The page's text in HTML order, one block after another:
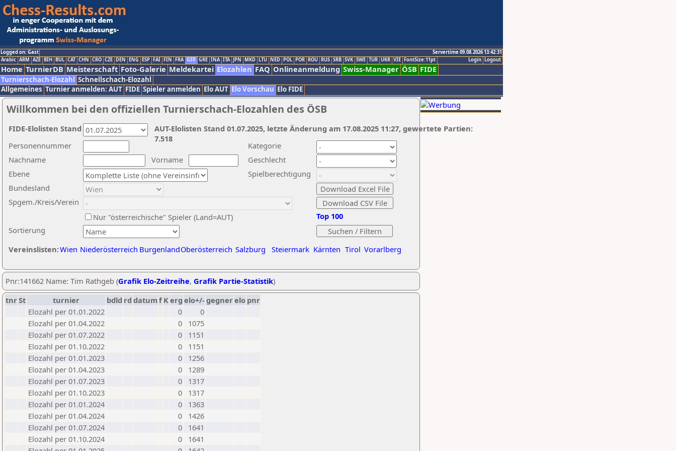
Logged on: Gast
Servertime 09.08.2026 13:42:31
Logout
Login
Arabic ARM AZE BIH BUL CAT CHN CRO CZE DEN ENG ESP FAI FIN FRA GER GRE INA ITA JPN MKD LTU NED POL POR ROU RUS SRB SVK SWE TUR UKR VIE FontSize:11pt
Home TurnierDB Meisterschaft Foto-Galerie Meldekartei Elozahlen FAQ Onlineanmeldung Swiss-Manager ÖSB FIDE
Turnierschach-Elozahl Schnellschach-Elozahl
Allgemeines Turnier anmelden: AUT FIDE Spieler anmelden Elo AUT Elo Vorschau Elo FIDE
Willkommen bei den offiziellen Turnierschach-Elozahlen des ÖSB
Nachname
Vorname
Ebene
Kategorie
Sortierung
Personennummer
Bundesland
Spgem./Kreis/Verein
Geschlecht
Nur "österreichische" Spieler (Land=AUT)
Spielberechtigung
Vereinslisten:Wien Niederösterreich BurgenlandOberösterreich Salzburg Steiermark Kärnten Tirol Vorarlberg
Top 100
AUT-Elolisten Stand 01.07.2025, letzte Änderung am 17.08.2025 11:27, gewertete Partien:
7.518
FIDE-Elolisten Stand
Pnr:141662 Name: Tim Rathgeb (Grafik Elo-Zeitreihe, Grafik Partie-Statistik)
tnrSt turnier bdld rd datumf Kerg elo+/-gegnerelo pnr
Elozahl per 01.01.2022
0
0
Elozahl per 01.04.2022
0
1075
Elozahl per 01.07.2022
0
1151
Elozahl per 01.10.2022
0
1151
Elozahl per 01.01.2023
0
1256
Elozahl per 01.04.2023
0
1289
Elozahl per 01.07.2023
0
1317
Elozahl per 01.10.2023
0
1317
Elozahl per 01.01.2024
0
1363
Elozahl per 01.04.2024
0
1426
Elozahl per 01.07.2024
0
1641
Elozahl per 01.10.2024
0
1641